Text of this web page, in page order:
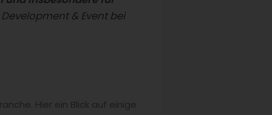
& Event bei
Hier ein Blick auf einige